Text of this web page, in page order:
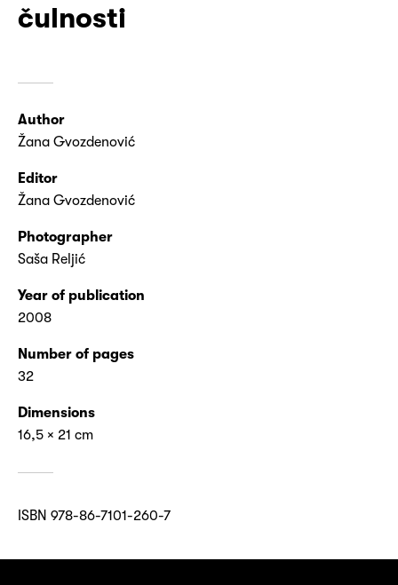
čulnosti
Author
Žana Gvozdenović
Editor
Žana Gvozdenović
Photographer
Saša Reljić
Year of publication
2008
Number of pages
32
Dimensions
16,5 × 21 cm
ISBN 978-86-7101-260-7